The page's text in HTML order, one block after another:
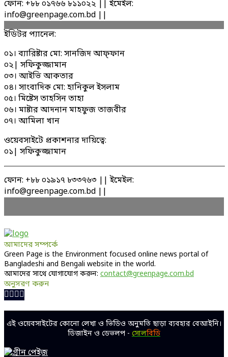
ফোন: +৮৮ ০১৭৬৬ ৮১১০২২ || ইমেইল:
info@greenpage.com.bd ||
ইডিটর প্যানেল:
০১। ব্যারিষ্টার মো: সানজিদ আফ্ফান
০২| সফিকুজ্জামান
০৩। আইভি আকতার
০৪। সাংবাদিক মো: হানিকুল ইসলাম
০৫। মিষ্টেস তাহসিন তাহা
০৬। মাষ্টার আদনান মাহফুজ তাজবীর
০৭। আমিলা খান
ওয়েবসাইটে প্রকাশনার দায়িত্বে:
০১| সফিকুজ্জামান
ফোন: +৮৮ ০১৯১৭ ৮৩৩৭৬৩ || ইমেইল:
info@greenpage.com.bd ||
আমাদের সম্পর্কে
Green Page is the Environment focused online news portal of
Bangladeshi and Bengali website in the world.
আমাদের সাথে যোগাযোগ করুন: contact@greenpage.com.bd
অনুসরণ করুন
Facebook
Twitter
Linkedin
এই ওয়েবসাইটের কোনো লেখা ও ভিডিও অনুমতি ছাড়া ব্যবহার বেআইনি।
ডিজাইন ও ডেভলপ - সোলবিডি